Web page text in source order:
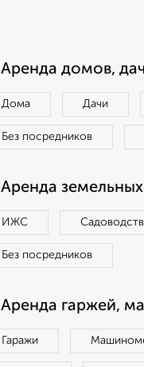
Аренда домов,
Дома Дачи
Без посредников
Аренда земельных
ИЖС
Без посредников
Аренда гаржей,
Гаражи